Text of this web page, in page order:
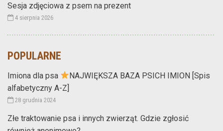
Sesja zdjęciowa z psem na prezent
4 sierpnia 2026
POPULARNE
Imiona dla psa
NAJWIĘKSZA BAZA PSICH IMION [Spis
alfabetyczny A-Z]
28 grudnia 2024
Złe traktowanie psa i innych zwierząt. Gdzie zgłosić